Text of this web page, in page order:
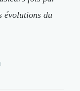
évolutions du